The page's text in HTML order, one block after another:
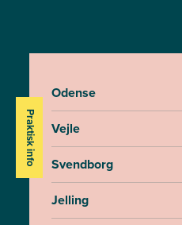
Praktisk info
Odense
Vejle
Svendborg
Jelling